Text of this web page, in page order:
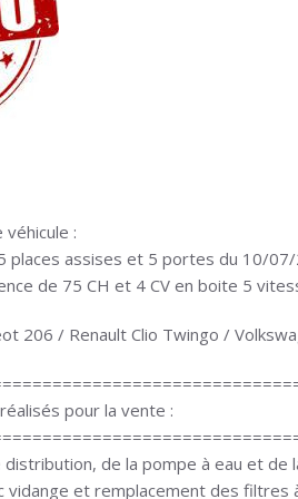
:
places assises et 5 portes du 10/07/
de 75 CH et 4 CV en boite 5
206 / Renault Clio Twingo /
pour la vente :
de la pompe à eau et de
vidange et remplacement des filtres